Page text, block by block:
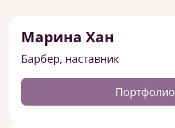
Марина Хан
Барбер, наставник
Портфолио